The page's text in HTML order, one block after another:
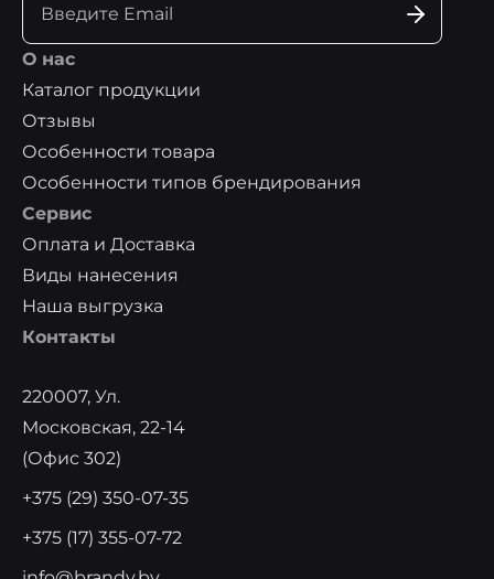
О нас
Каталог продукции
Отзывы
Особенности товара
Особенности типов брендирования
Сервис
Оплата и Доставка
Виды нанесения
Наша выгрузка
Контакты
220007, Ул.
Московская, 22-14
(офис 302)
+375 (29) 350-07-35
+375 (17) 355-07-72